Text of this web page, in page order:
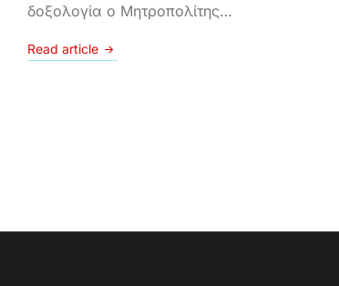
δοξολογία ο Μητροπολίτης…
Read article